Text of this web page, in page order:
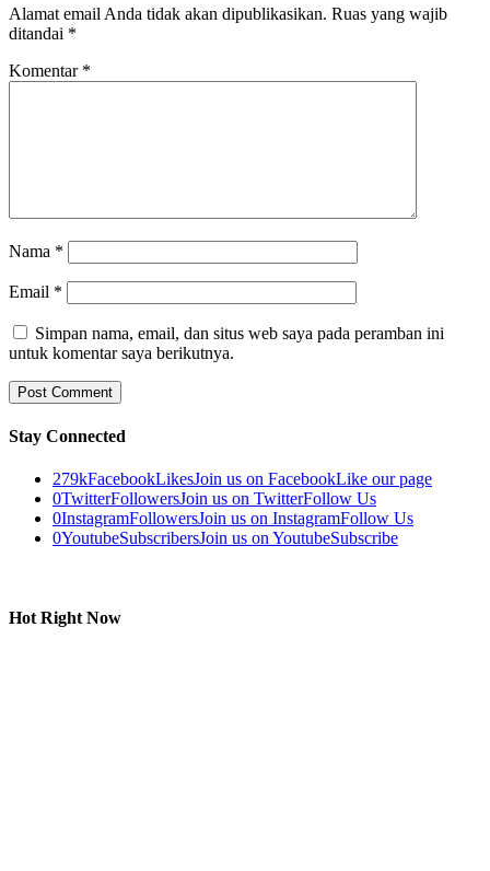
Alamat email Anda tidak akan dipublikasikan. Ruas yang wajib
ditandai *
Komentar *
Nama *
Email *
Simpan nama, email, dan situs web saya pada peramban ini
untuk komentar saya berikutnya.
Stay Connected
279kFacebookLikesJoin us on FacebookLike our page
0TwitterFollowersJoin us on TwitterFollow Us
0InstagramFollowersJoin us on InstagramFollow Us
0YoutubeSubscribersJoin us on YoutubeSubscribe
Hot Right Now